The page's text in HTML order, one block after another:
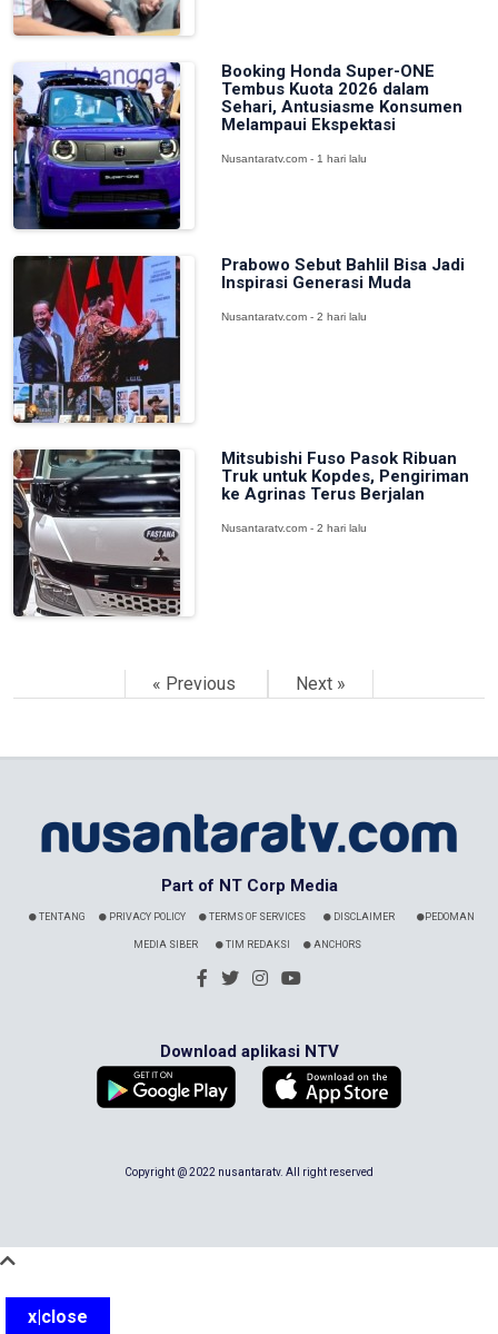
Booking Honda Super-ONE
Tembus Kuota 2026 dalam
Sehari, Antusiasme Konsumen
Melampaui Ekspektasi
Nusantaratv.com - 1 hari lalu
Prabowo Sebut Bahlil Bisa Jadi
Inspirasi Generasi Muda
Nusantaratv.com - 2 hari lalu
Mitsubishi Fuso Pasok Ribuan
Truk untuk Kopdes, Pengiriman
ke Agrinas Terus Berjalan
Nusantaratv.com - 2 hari lalu
« Previous Next »
Part of NT Corp Media
TENTANG PRIVACY POLICY TERMS OF SERVICES DISCLAIMER PEDOMAN
MEDIA SIBER TIM REDAKSI ANCHORS
Download aplikasi NTV
Copyright @ 2022 nusantaratv. All right reserved
x|close